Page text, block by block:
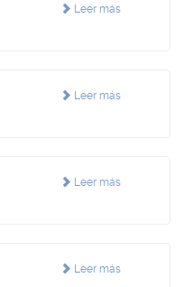
Leer más
Leer más
Leer más
Leer más